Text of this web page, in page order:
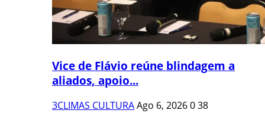
Vice de Flávio reúne blindagem a
aliados, apoio...
3CLIMAS CULTURAAgo 6, 2026038